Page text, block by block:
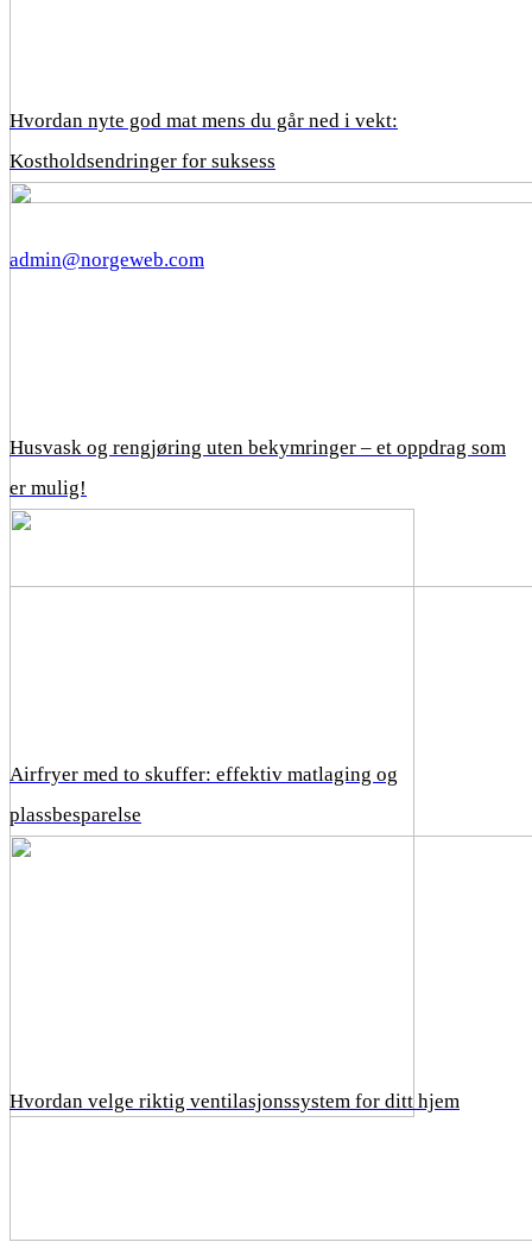
Hvordan nyte god mat mens du går ned i vekt:
Kostholdsendringer for suksess
Husvask og rengjøring uten bekymringer – et oppdrag som
er mulig!
Airfryer med to skuffer: effektiv matlaging og
plassbesparelse
Hvordan velge riktig ventilasjonssystem for ditt hjem
admin@norgeweb.com